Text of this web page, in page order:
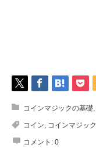
コインマジックの基礎,
コイン, コインマジック
コメント: 0